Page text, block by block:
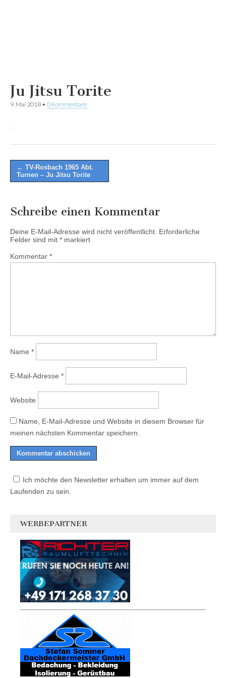
Ju Jitsu Torite
9. Mai 2018 • 0 Kommentare
Post
navigation
← TV-Rosbach 1965 Abt.
Turnen – Ju Jitsu Torite
Schreibe einen Kommentar
Deine E-Mail-Adresse wird nicht veröffentlicht. Erforderliche
Felder sind mit * markiert
Kommentar *
Name *
E-Mail-Adresse *
Website
Name, E-Mail-Adresse und Website in diesem Browser für
meinen nächsten Kommentar speichern.
Ich möchte den Newsletter erhalten um immer auf dem
Laufenden zu sein.
WERBEPARTNER